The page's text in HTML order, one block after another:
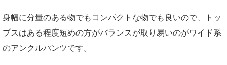
身幅に分量のある物でもコンパクトな物でも良いので、トッ
プスはある程度短めの方がバランスが取り易いのがワイド系
のアンクルパンツです。